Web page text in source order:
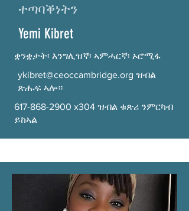
ተጣባቕነትን
Yemi Kibret
ቋንቋታት፡ እንግሊዝኛ፡ ኣምሓርኛ፡ ኦሮሚፋ
ykibret@ceoccambridge.org ዝብል
ጽሑፍ ኣሎ።
617-868-2900 x304 ዝብል ቁጽሪ ንምርካብ
ይከኣል